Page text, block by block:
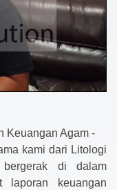
Keuangan Agam -
kami dari Litologi
di dalam
laporan keuangan